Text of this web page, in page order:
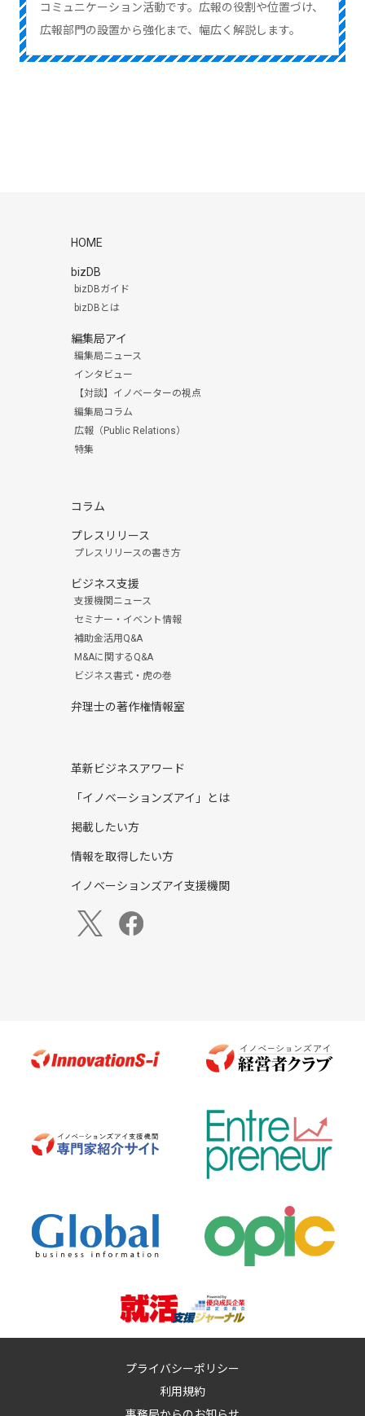
コミュニケーション活動です。広報の役割や位置づけ、
広報部門の設置から強化まで、幅広く解説します。
HOME
bizDB
bizDBガイド
bizDBとは
編集局アイ
編集局ニュース
インタビュー
【対談】イノベーターの視点
編集局コラム
広報（Public Relations）
特集
コラム
プレスリリース
プレスリリースの書き方
ビジネス支援
支援機関ニュース
セミナー・イベント情報
補助金活用Q&A
M&Aに関するQ&A
ビジネス書式・虎の巻
弁理士の著作権情報室
革新ビジネスアワード
「イノベーションズアイ」とは
掲載したい方
情報を取得したい方
イノベーションズアイ支援機関
プライバシーポリシー
利用規約